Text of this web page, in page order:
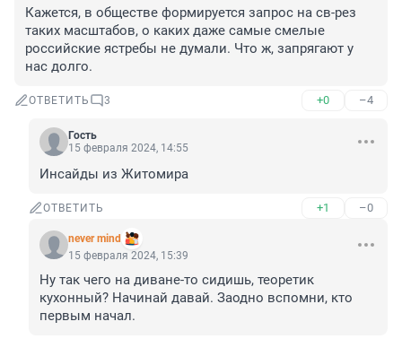
Кажется, в обществе формируется запрос на св-рез
таких масштабов, о каких даже самые смелые
российские ястребы не думали. Что ж, запрягают у
нас долго.
ОТВЕТИТЬ 3 +0 –4
Гость
15 февраля 2024, 14:55
Инсайды из Житомира
ОТВЕТИТЬ +1 –0
never mind
15 февраля 2024, 15:39
Ну так чего на диване-то сидишь, теоретик
кухонный? Начинай давай. Заодно вспомни, кто
первым начал.